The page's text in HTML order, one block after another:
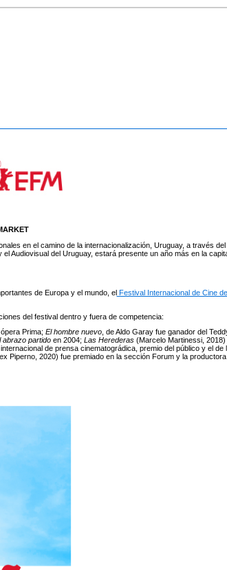
en el camino de la internacionalización, Uruguay, a través del
Audiovisual del Uruguay, estará presente un año más en la
de Europa y el mundo, elFestival Internacional de Cine
del festival dentro y fuera de competencia:
Prima; El hombre nuevo, de Aldo Garay fue ganador del
abrazo partido en 2004; Las Herederas(Marcelo Martinessi, 2018)
de prensa cinematográdica, premio del público y el de
Piperno, 2020) fue premiado en la sección Forum y la